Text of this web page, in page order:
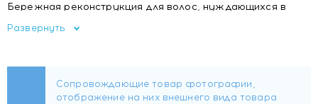
Бережная реконструкция для волос, нуждающихся в
интенсивном восстановлении. Профессиональный
шампунь от итальянского бренда Helen Seward создан
прядей. Его деликатная формула эффективно очищает,
не нарушая защитный барьер кожи головы, и
одновременно запускает процессы восстановления
Развернуть